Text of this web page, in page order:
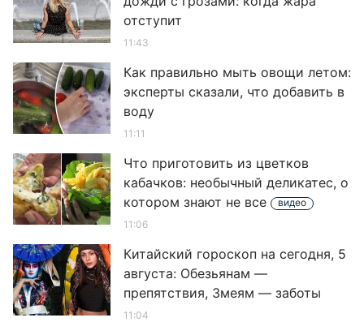
отступит
11:43
Как правильно мыть овощи летом:
эксперты сказали, что добавить в
воду
11:11
Что приготовить из цветков
кабачков: необычный деликатес, о
котором знают не все
видео
11:06
Китайский гороскоп на сегодня, 5
августа: Обезьянам —
препятствия, Змеям — заботы
11:04